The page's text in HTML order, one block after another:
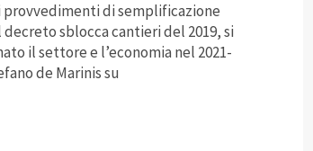
di semplificazione
sblocca cantieri del 2019, si
il settore e l’economia nel 2021-
de Marinis su